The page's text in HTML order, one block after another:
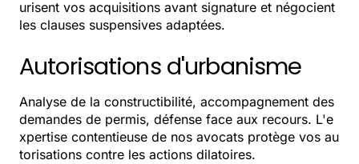
urisent vos acquisitions avant signature et négocient
les clauses suspensives adaptées.
Autorisations d'urbanisme
Analyse de la constructibilité, accompagnement des
demandes de permis, défense face aux recours. L'e
xpertise contentieuse de nos avocats protège vos au
torisations contre les actions dilatoires.